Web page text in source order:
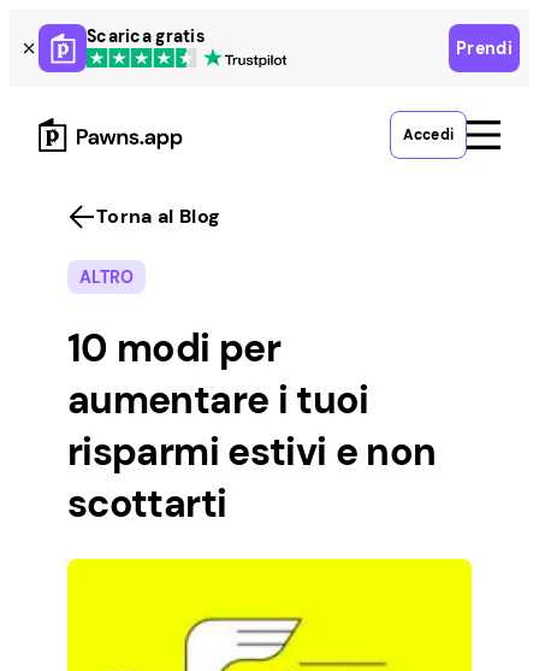
Skip
to
content
Scarica gratis
Prendi
Accedi
Torna al Blog
ALTRO
10 modi per
aumentare i tuoi
risparmi estivi e non
scottarti